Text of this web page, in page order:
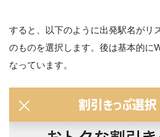
すると、以下のように出発駅名がリ
のものを選択します。後は基本的に
なっています。